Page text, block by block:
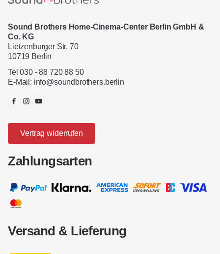
Sound Brothers Home-Cinema-Center Berlin GmbH &
Co. KG
Lietzenburger Str. 70
10719 Berlin
Tel 030 - 88 720 88 50
E-Mail: info@soundbrothers.berlin
Vertrag widerrufen
Zahlungsarten
Versand & Lieferung